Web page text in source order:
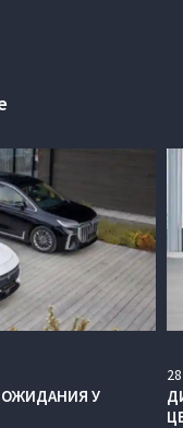
ОЖИДАНИЯ У
28